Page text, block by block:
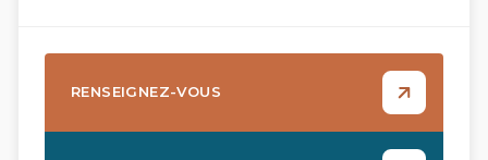
RENSEIGNEZ-VOUS